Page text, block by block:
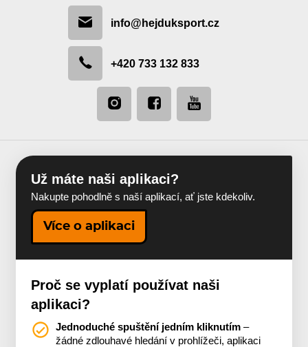
info@hejduksport.cz
+420 733 132 833
Už máte naši aplikaci?
Nakupte pohodlně s naší aplikací, ať jste kdekoliv.
Více o aplikaci
Proč se vyplatí používat naši
aplikaci?
Jednoduché spuštění jedním kliknutím –
žádné zdlouhavé hledání v prohlížeči, aplikaci